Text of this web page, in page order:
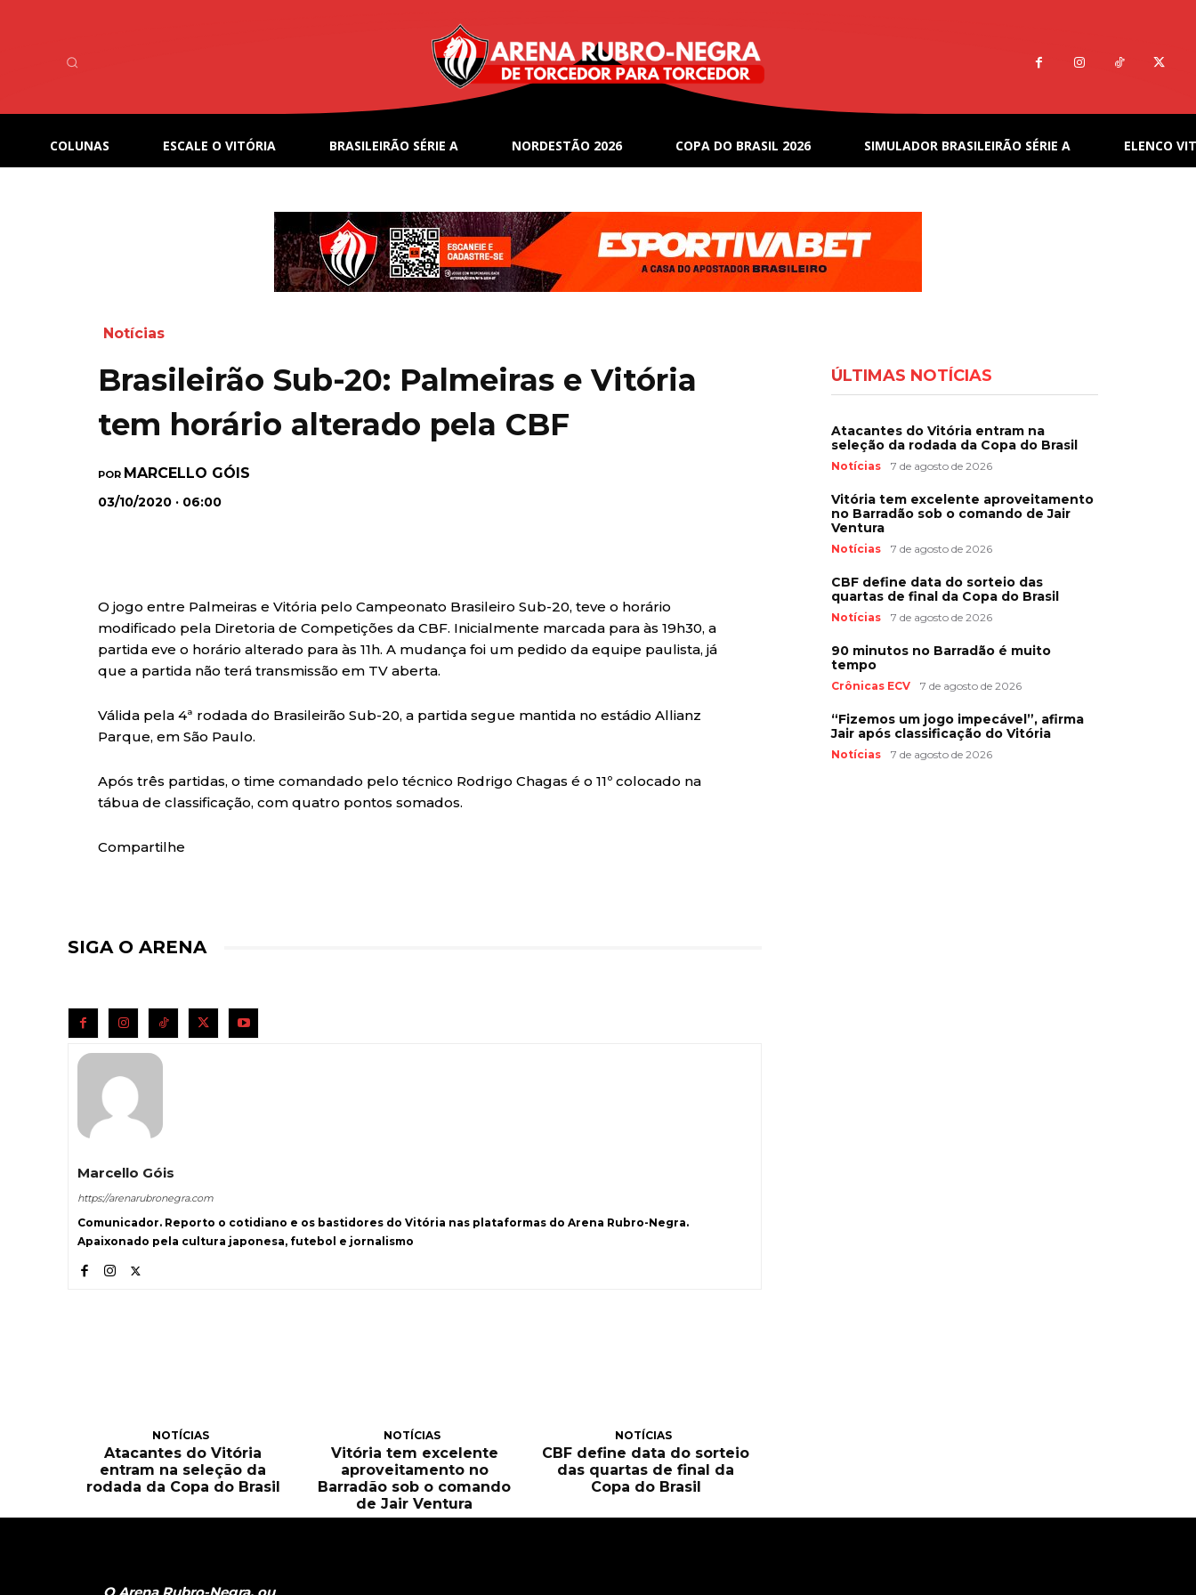
COLUNAS ESCALE O VITÓRIA BRASILEIRÃO SÉRIE A NORDESTÃO 2026 COPA DO BRASIL 2026 SIMULADOR BRASILEIRÃO SÉRIE A ELENCO
Notícias
Brasileirão Sub-20: Palmeiras e Vitória
tem horário alterado pela CBF
POR MARCELLO GÓIS
03/10/2020 · 06:00
O jogo entre Palmeiras e Vitória pelo Campeonato Brasileiro Sub-20, teve o horário
modificado pela Diretoria de Competições da CBF. Inicialmente marcada para às 19h30, a
partida eve o horário alterado para às 11h. A mudança foi um pedido da equipe paulista, já
que a partida não terá transmissão em TV aberta.
Válida pela 4ª rodada do Brasileirão Sub-20, a partida segue mantida no estádio Allianz
Parque, em São Paulo.
Após três partidas, o time comandado pelo técnico Rodrigo Chagas é o 11º colocado na
tábua de classificação, com quatro pontos somados.
Compartilhe
SIGA O ARENA
Marcello Góis
https://arenarubronegra.com
Comunicador. Reporto o cotidiano e os bastidores do Vitória nas plataformas do Arena Rubro-Negra.
Apaixonado pela cultura japonesa, futebol e jornalismo
NOTÍCIAS
Atacantes do Vitória
entram na seleção da
rodada da Copa do Brasil
NOTÍCIAS
Vitória tem excelente
aproveitamento no
Barradão sob o comando
de Jair Ventura
NOTÍCIAS
CBF define data do sorteio
das quartas de final da
Copa do Brasil
ÚLTIMAS NOTÍCIAS
Atacantes do Vitória entram na
seleção da rodada da Copa do Brasil
Notícias 7 de agosto de 2026
Vitória tem excelente aproveitamento
no Barradão sob o comando de Jair
Ventura
Notícias 7 de agosto de 2026
CBF define data do sorteio das
quartas de final da Copa do Brasil
Notícias 7 de agosto de 2026
90 minutos no Barradão é muito
tempo
Crônicas ECV 7 de agosto de 2026
“Fizemos um jogo impecável”, afirma
Jair após classificação do Vitória
Notícias 7 de agosto de 2026